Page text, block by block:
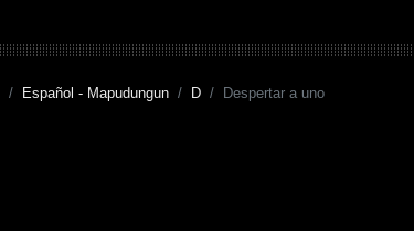
Español - Mapudungun D Despertar a uno